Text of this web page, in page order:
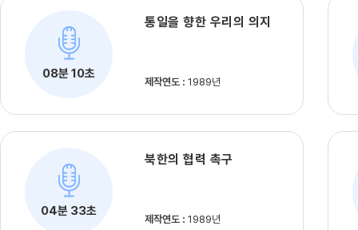
08분 10초
통일을 향한 우리의 의지
제작연도 : 1989년
04분 33초
북한의 협력 촉구
제작연도 : 1989년